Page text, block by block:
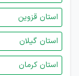
استان قزوین
استان گیلان
استان کرمان